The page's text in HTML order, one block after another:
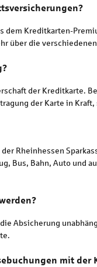
Kreditkarten-
über die
der Kreditkarte.
der Karte in
Rheinhessen
Bus, Bahn, Auto
Absicherung
mit der